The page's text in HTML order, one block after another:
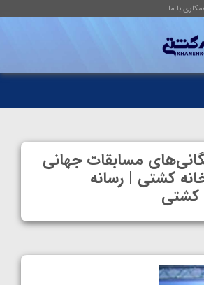
با ما
مسابقات جهانی
کشتی | رسانه